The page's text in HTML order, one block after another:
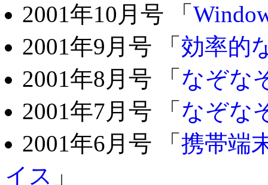
2001年10月号 「
2001年9月号 「 効率的
2001年8月号 「 なぞな
2001年7月号 「 なぞな
2001年6月号 「 携帯端
イス 」